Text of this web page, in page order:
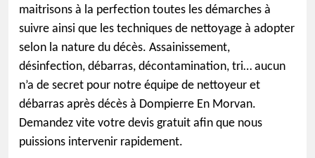
maitrisons à la perfection toutes les démarches à
suivre ainsi que les techniques de nettoyage à adopter
selon la nature du décès. Assainissement,
désinfection, débarras, décontamination, tri… aucun
n’a de secret pour notre équipe de nettoyeur et
débarras après décès à Dompierre En Morvan.
Demandez vite votre devis gratuit afin que nous
puissions intervenir rapidement.